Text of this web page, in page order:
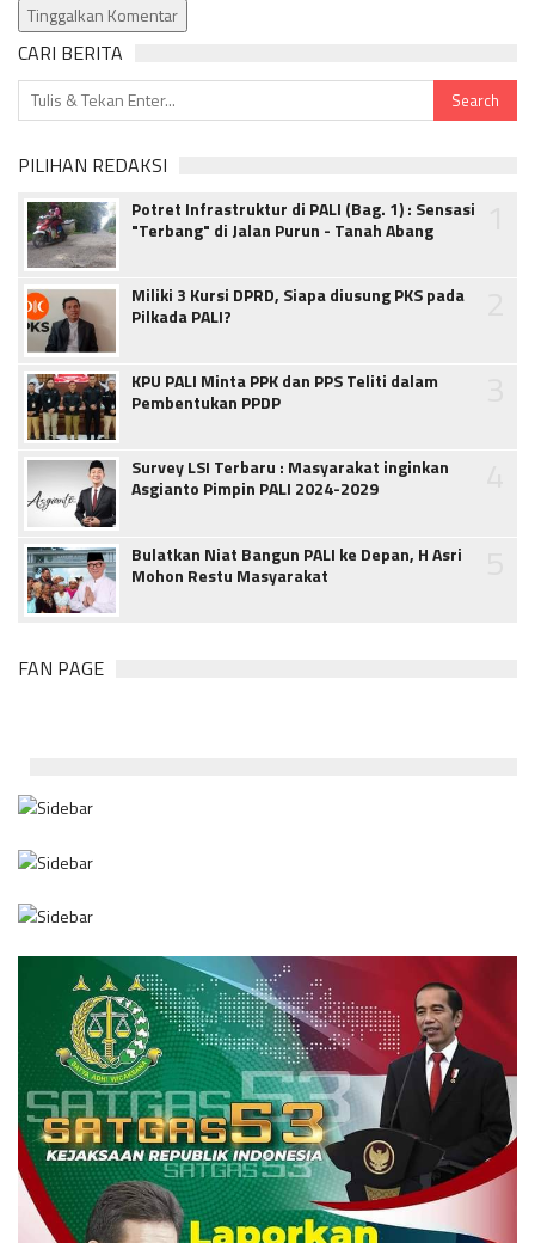
Tinggalkan Komentar
CARI BERITA
PILIHAN REDAKSI
Potret Infrastruktur di PALI (Bag. 1) : Sensasi
"Terbang" di Jalan Purun - Tanah Abang
Miliki 3 Kursi DPRD, Siapa diusung PKS pada
Pilkada PALI?
KPU PALI Minta PPK dan PPS Teliti dalam
Pembentukan PPDP
Survey LSI Terbaru : Masyarakat inginkan
Asgianto Pimpin PALI 2024-2029
Bulatkan Niat Bangun PALI ke Depan, H Asri
Mohon Restu Masyarakat
FAN PAGE